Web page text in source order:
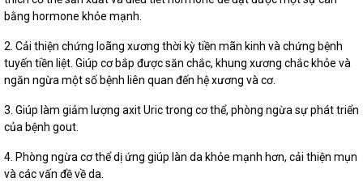
bằng hormone khỏe mạnh.
2. Cải thiện chứng loãng xương thời kỳ tiền mãn kinh và chứng bệnh
tuyến tiền liệt. Giúp cơ bắp được săn chắc, khung xương chắc khỏe và
ngăn ngừa một số bệnh liên quan đến hệ xương và cơ.
3. Giúp làm giảm lượng axit Uric trong cơ thể, phòng ngừa sự phát triển
của bệnh gout.
4. Phòng ngừa cơ thể dị ứng giúp làn da khỏe mạnh hơn, cải thiện mụn
và các vấn đề về da.